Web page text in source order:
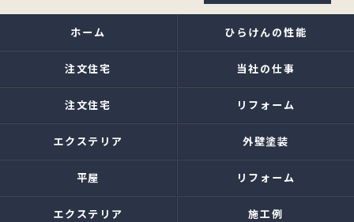
ホーム ひらけんの性能
注文住宅 当社の仕事
注文住宅 リフォーム
エクステリア 外壁塗装
平屋 リフォーム
エクステリア 施工例